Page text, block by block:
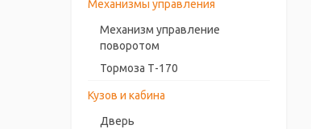
Механизмы управления
Механизм управление
поворотом
Тормоза Т-170
Кузов и кабина
Дверь